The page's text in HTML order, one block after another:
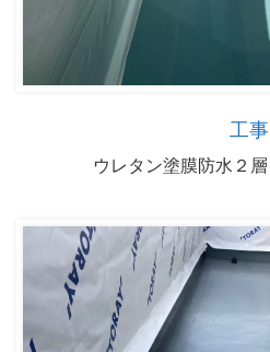
工事
ウレタン塗膜防水２層